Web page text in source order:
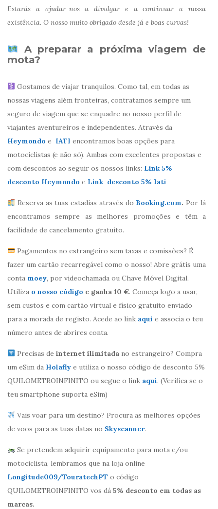
Estarás a ajudar-nos a divulgar e a continuar a nossa
existência. O nosso muito obrigado desde já e boas curvas!
A preparar a próxima viagem de
mota?
Gostamos de viajar tranquilos. Como tal, em todas as
nossas viagens além fronteiras, contratamos sempre um
seguro de viagem que se enquadre no nosso perfil de
viajantes aventureiros e independentes. Através da
Heymondo e IATI encontramos boas opções para
motociclistas (e não só). Ambas com excelentes propostas e
com descontos ao seguir os nossos links: Link 5%
desconto Heymondo e Link desconto 5% Iati
Reserva as tuas estadias através do Booking.com. Por lá
encontramos sempre as melhores promoções e têm a
facilidade de cancelamento gratuito.
Pagamentos no estrangeiro sem taxas e comissões? É
fazer um cartão recarregável como o nosso! Abre grátis uma
conta moey, por videochamada ou Chave Móvel Digital.
Utiliza o nosso código e ganha 10 €. Começa logo a usar,
sem custos e com cartão virtual e físico gratuito enviado
para a morada de registo. Acede ao link aqui e associa o teu
número antes de abrires conta.
Precisas de internet ilimitadano estrangeiro? Compra
um eSim da Holafly e utiliza o nosso código de desconto 5%
QUILOMETROINFINITO ou segue o link aqui. (Verifica se o
teu smartphone suporta eSim)
Vais voar para um destino? Procura as melhores opções
de voos para as tuas datas no Skyscanner.
Se pretendem adquirir equipamento para mota e/ou
motociclista, lembramos que na loja online
Longitude009/TouratechPT o código
QUILOMETROINFINITO vos dá 5% desconto em todas as
marcas.